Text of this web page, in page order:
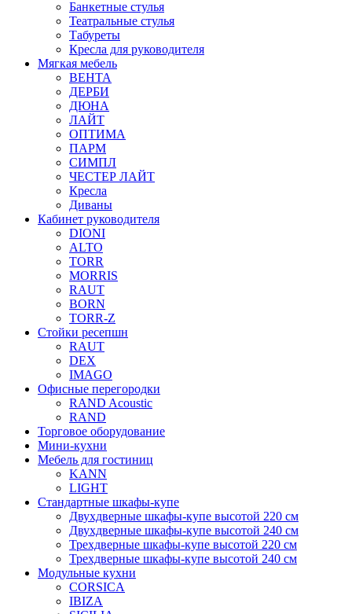
Банкетные стулья
Театральные стулья
Табуреты
Кресла для руководителя
Мягкая мебель
ВЕНТА
ДЕРБИ
ДЮНА
ЛАЙТ
ОПТИМА
ПАРМ
СИМПЛ
ЧЕСТЕР ЛАЙТ
Кресла
Диваны
Кабинет руководителя
DIONI
ALTO
TORR
MORRIS
RAUT
BORN
TORR-Z
Стойки ресепшн
RAUT
DEX
IMAGO
Офисные перегородки
RAND Acoustic
RAND
Торговое оборудование
Мини-кухни
Мебель для гостиниц
KANN
LIGHT
Стандартные шкафы-купе
Двухдверные шкафы-купе высотой 220 см
Двухдверные шкафы-купе высотой 240 см
Трехдверные шкафы-купе высотой 220 см
Трехдверные шкафы-купе высотой 240 см
Модульные кухни
CORSICA
IBIZA